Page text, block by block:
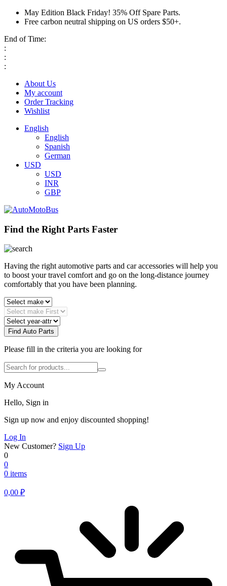
May Edition Black Friday! 35% Off Spare Parts.
Free carbon neutral shipping on US orders $50+.
End of Time:
:
:
:
About Us
My account
Order Tracking
Wishlist
English
English
Spanish
German
USD
USD
INR
GBP
Find the Right Parts Faster
Having the right automotive parts and car accessories will help you
to boost your travel comfort and go on the long-distance journey
comfortably that you have been planning.
Find Auto Parts
Please fill in the criteria you are looking for
My Account
Hello, Sign in
Sign up now and enjoy discounted shopping!
Log In
New Customer? Sign Up
0
0
0 items
0,00 ₽